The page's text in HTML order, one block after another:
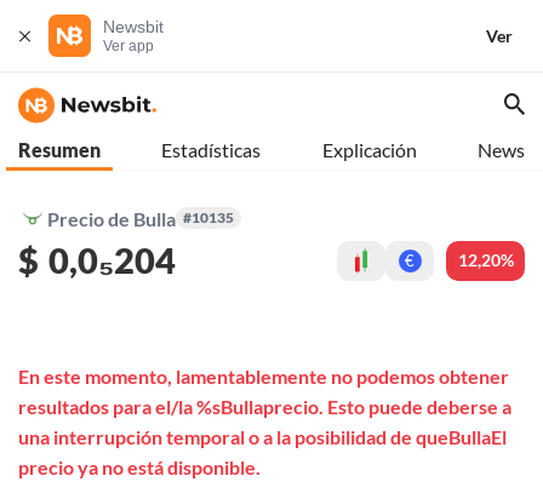
Newsbit
Ver app
Ver
Resumen Estadísticas Explicación News
Precio de Bulla #10135
$ 0,0₅204 € 12,20%
En este momento, lamentablemente no podemos obtener
resultados para el/la %sBullaprecio. Esto puede deberse a
una interrupción temporal o a la posibilidad de queBullaEl
precio ya no está disponible.